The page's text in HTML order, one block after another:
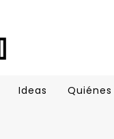
Ideas Quiénes